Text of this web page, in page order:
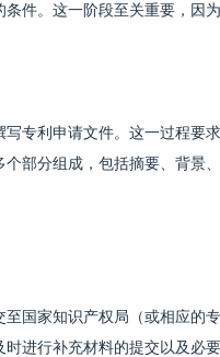
件。这一阶段至关重要，因
专利申请文件。这一过程要
部分组成，包括摘要、背景
国家知识产权局（或相应的
进行补充材料的提交以及必